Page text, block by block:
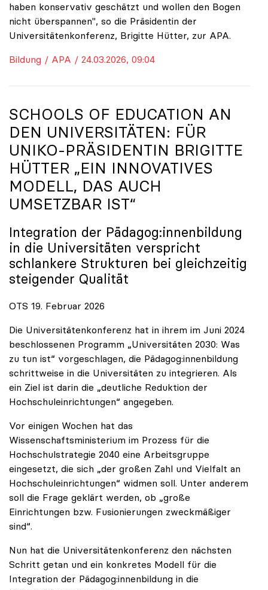
haben konservativ geschätzt und wollen den Bogen
nicht überspannen", so die Präsidentin der
Universitätenkonferenz, Brigitte Hütter, zur APA.
Bildung / APA / 24.03.2026, 09:04
SCHOOLS OF EDUCATION AN
DEN UNIVERSITÄTEN: FÜR
UNIKO-PRÄSIDENTIN BRIGITTE
HÜTTER „EIN INNOVATIVES
MODELL, DAS AUCH
UMSETZBAR IST“
Integration der Pädagog:innenbildung
in die Universitäten verspricht
schlankere Strukturen bei gleichzeitig
steigender Qualität
OTS 19. Februar 2026
Die Universitätenkonferenz hat in ihrem im Juni 2024
beschlossenen Programm „Universitäten 2030: Was
zu tun ist“ vorgeschlagen, die Pädagog:innenbildung
schrittweise in die Universitäten zu integrieren. Als
ein Ziel ist darin die „deutliche Reduktion der
Hochschuleinrichtungen“ angegeben.
Vor einigen Wochen hat das
Wissenschaftsministerium im Prozess für die
Hochschulstrategie 2040 eine Arbeitsgruppe
eingesetzt, die sich „der großen Zahl und Vielfalt an
Hochschuleinrichtungen“ widmen soll. Unter anderem
soll die Frage geklärt werden, ob „große
Einrichtungen bzw. Fusionierungen zweckmäßiger
sind“.
Nun hat die Universitätenkonferenz den nächsten
Schritt getan und ein konkretes Modell für die
Integration der Pädagog:innenbildung in die